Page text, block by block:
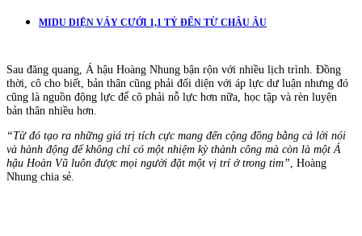
MIDU DIỆN VÁY CƯỚI 1,1 TỶ ĐẾN TỪ CHÂU ÂU
Sau đăng quang, Á hậu Hoàng Nhung bận rộn với nhiều lịch trình. Đồng
thời, cô cho biết, bản thân cũng phải đối diện với áp lực dư luận nhưng đó
cũng là nguồn động lực để cô phải nỗ lực hơn nữa, học tập và rèn luyện
bản thân nhiều hơn.
“Từ đó tạo ra những giá trị tích cực mang đến cộng đồng bằng cả lời nói
và hành động để không chỉ có một nhiệm kỳ thành công mà còn là một Á
hậu Hoàn Vũ luôn được mọi người đặt một vị trí ở trong tim” , Hoàng
Nhung chia sẻ.